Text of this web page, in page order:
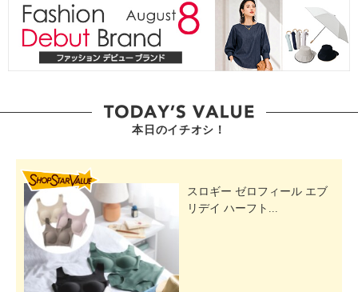
本日のイチオシ！
スロギー ゼロフィール エブ
リデイ ハーフト...